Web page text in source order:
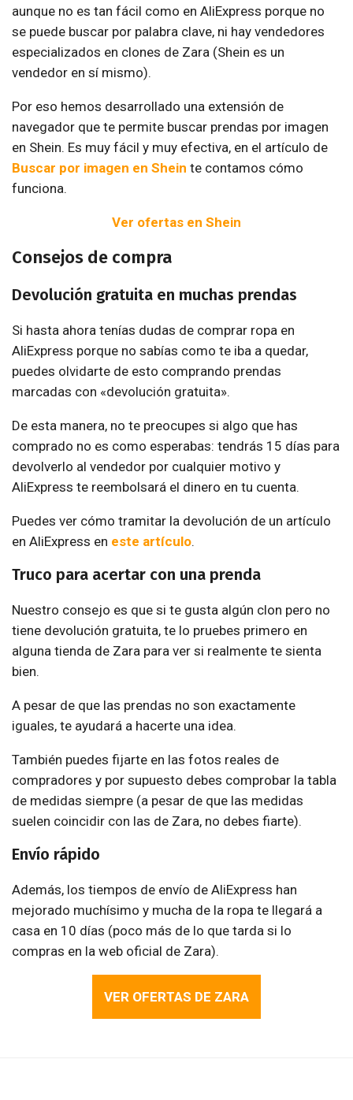
aunque no es tan fácil como en AliExpress porque no
se puede buscar por palabra clave, ni hay vendedores
especializados en clones de Zara (Shein es un
vendedor en sí mismo).
Por eso hemos desarrollado una extensión de
navegador que te permite buscar prendas por imagen
en Shein. Es muy fácil y muy efectiva, en el artículo de
Buscar por imagen en Shein te contamos cómo
funciona.
Ver ofertas en Shein
Consejos de compra
Devolución gratuita en muchas prendas
Si hasta ahora tenías dudas de comprar ropa en
AliExpress porque no sabías como te iba a quedar,
puedes olvidarte de esto comprando prendas
marcadas con «devolución gratuita».
De esta manera, no te preocupes si algo que has
comprado no es como esperabas: tendrás 15 días para
devolverlo al vendedor por cualquier motivo y
AliExpress te reembolsará el dinero en tu cuenta.
Puedes ver cómo tramitar la devolución de un artículo
en AliExpress en este artículo.
Truco para acertar con una prenda
Nuestro consejo es que si te gusta algún clon pero no
tiene devolución gratuita, te lo pruebes primero en
alguna tienda de Zara para ver si realmente te sienta
bien.
A pesar de que las prendas no son exactamente
iguales, te ayudará a hacerte una idea.
También puedes fijarte en las fotos reales de
compradores y por supuesto debes comprobar la tabla
de medidas siempre (a pesar de que las medidas
suelen coincidir con las de Zara, no debes fiarte).
Envío rápido
Además, los tiempos de envío de AliExpress han
mejorado muchísimo y mucha de la ropa te llegará a
casa en 10 días (poco más de lo que tarda si lo
compras en la web oficial de Zara).
VER OFERTAS DE ZARA